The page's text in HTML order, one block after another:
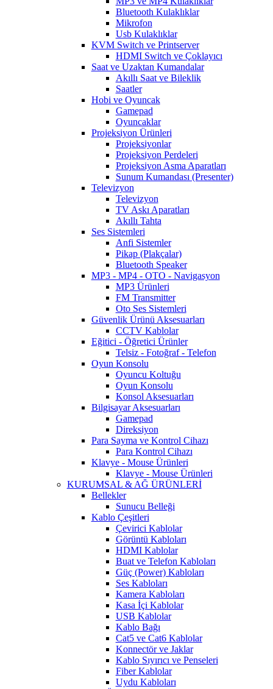
Bluetooth Kulaklıklar
Mikrofon
Usb Kulaklıklar
KVM Switch ve Printserver
HDMI Switch ve Çoklayıcı
Saat ve Uzaktan Kumandalar
Akıllı Saat ve Bileklik
Saatler
Hobi ve Oyuncak
Gamepad
Oyuncaklar
Projeksiyon Ürünleri
Projeksiyonlar
Projeksiyon Perdeleri
Projeksiyon Asma Aparatları
Sunum Kumandası (Presenter)
Televizyon
Televizyon
TV Askı Aparatları
Akıllı Tahta
Ses Sistemleri
Anfi Sistemler
Pikap (Plakçalar)
Bluetooth Speaker
MP3 - MP4 - OTO - Navigasyon
MP3 Ürünleri
FM Transmitter
Oto Ses Sistemleri
Güvenlik Ürünü Aksesuarları
CCTV Kablolar
Eğitici - Öğretici Ürünler
Telsiz - Fotoğraf - Telefon
Oyun Konsolu
Oyuncu Koltuğu
Oyun Konsolu
Konsol Aksesuarları
Bilgisayar Aksesuarları
Gamepad
Direksiyon
Para Sayma ve Kontrol Cihazı
Para Kontrol Cihazı
Klavye - Mouse Ürünleri
Klavye - Mouse Ürünleri
KURUMSAL & AĞ ÜRÜNLERİ
Bellekler
Sunucu Belleği
Kablo Çeşitleri
Çevirici Kablolar
Görüntü Kabloları
HDMI Kablolar
Buat ve Telefon Kabloları
Güç (Power) Kabloları
Ses Kabloları
Kamera Kabloları
Kasa İçi Kablolar
USB Kablolar
Kablo Bağı
Cat5 ve Cat6 Kablolar
Konnectör ve Jaklar
Kablo Sıyırıcı ve Penseleri
Fiber Kablolar
Uydu Kabloları